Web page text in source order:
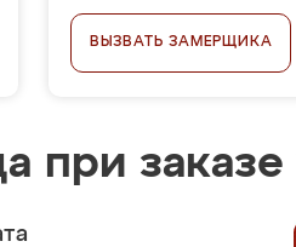
ВЫЗВАТЬ ЗАМЕРЩИКА
при заказе